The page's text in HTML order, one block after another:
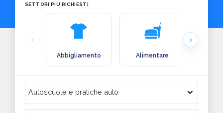
SETTORI PIÙ RICHIESTI
Abbigliamento Alimentare